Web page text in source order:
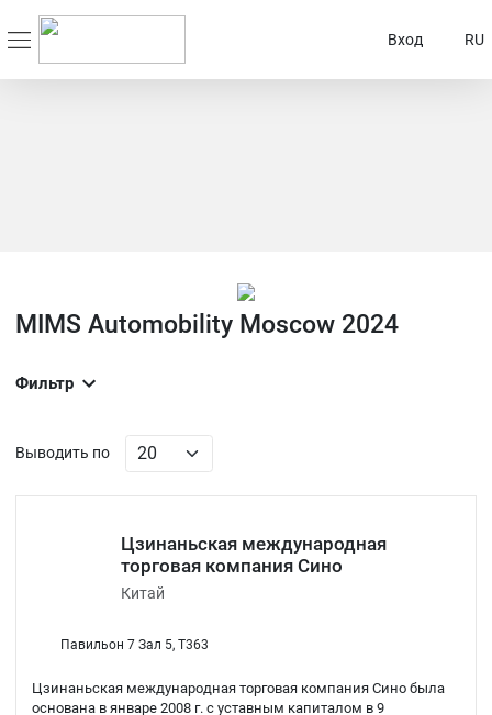
Вход RU
MIMS Automobility Moscow 2024
Фильтр
Выводить по
Цзинаньская международная
торговая компания Сино
Китай
Павильон 7 Зал 5, T363
Цзинаньская международная торговая компания Сино была
основана в январе 2008 г. с уставным капиталом в 9